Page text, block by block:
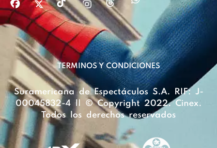
TERMINOS Y CONDICIONES
Suramericana de Espectáculos S.A. RIF: J-
00045832-4 || © Copyright 2022. Cinex.
Todos los derechos reservados